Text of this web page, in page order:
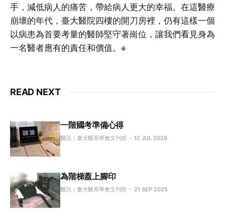
手，減低病人的痛苦，帶給病人更大的幸福。在這醫療
崩壞的年代，臺大醫院四樓的開刀房裡，仍有這樣一個
以病患為首要考量的醫師堅守著崗位，讓我們看見身為
一名醫者應有的責任和價值。※
READ NEXT
一階國考準備心得
醫訊｜臺大醫系學會文刊部 12 JUL 2026
為階梯蓋上腳印
醫訊｜臺大醫系學會文刊部 21 SEP 2025